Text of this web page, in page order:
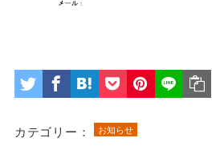
カテゴリー： お知らせ